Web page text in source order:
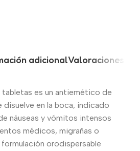
adicionalValoraciones (0)
tabletas es un antiemético de
disuelve en la boca, indicado
náuseas y vómitos intensos
médicos, migrañas o
orodispersable